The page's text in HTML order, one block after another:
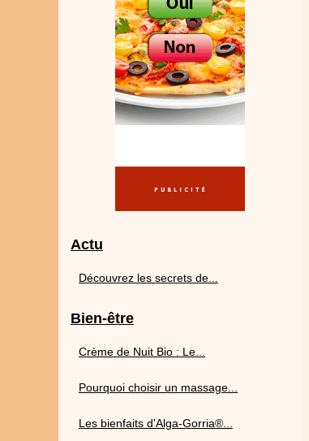
Actu
Découvrez les secrets de...
Bien-être
Crème de Nuit Bio : Le...
Pourquoi choisir un massage...
Les bienfaits d'Alga-Gorria®...